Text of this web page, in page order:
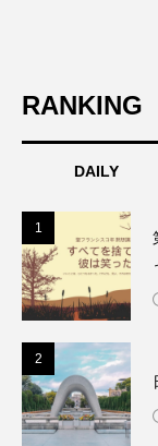
RANKING
DAILY
1
2